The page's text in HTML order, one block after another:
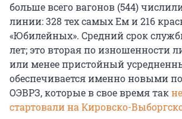
больше всего вагонов (544)
линии: 328 тех самых Ем и 216
«Юбилейных». Средний срок
лет; это вторая по изношенности
или менее пристойный
обеспечивается именно новыми
ОЭВРЗ, которые в свое время так
стартовали на Кировско-